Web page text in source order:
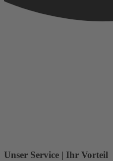
Unser Service | Ihr Vorteil